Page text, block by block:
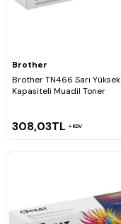
Brother
Brother TN466 Sarı Yüksek
Kapasiteli Muadil Toner
308,03TL KDV